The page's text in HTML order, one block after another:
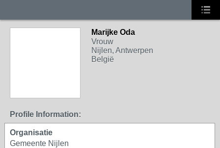
Marijke Oda
Vrouw
Nijlen, Antwerpen
België
Profile Information:
Organisatie
Gemeente Nijlen